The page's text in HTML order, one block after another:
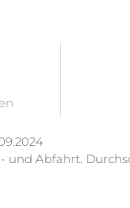
Abfahrt.